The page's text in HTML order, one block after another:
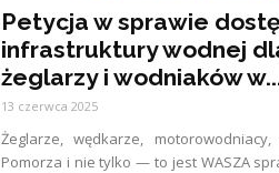
Petycja w sprawie
infrastruktury wodnej
żeglarzy i wodniaków
13 czerwca 2025
Żeglarze, wędkarze, motorowodniacy,
Pomorza i nie tylko — to jest WASZA